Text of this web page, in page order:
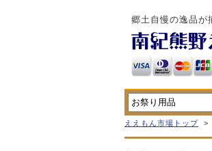
郷土自慢の逸品が
ええもん市場トップ >